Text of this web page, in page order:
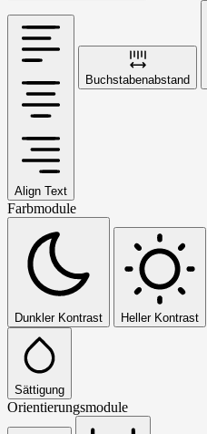
Align Text
Buchstabenabstand
Farbmodule
Dunkler Kontrast Heller Kontrast
Sättigung
Orientierungsmodule